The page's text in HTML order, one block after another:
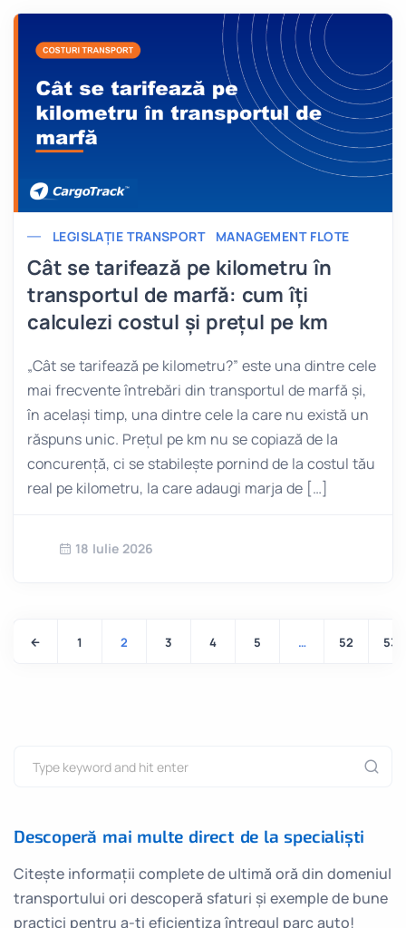
LEGISLAȚIE TRANSPORT MANAGEMENT FLOTE
Cât se tarifează pe kilometru în
transportul de marfă: cum îți
calculezi costul și prețul pe km
„Cât se tarifează pe kilometru?” este una dintre cele
mai frecvente întrebări din transportul de marfă și,
în același timp, una dintre cele la care nu există un
răspuns unic. Prețul pe km nu se copiază de la
concurență, ci se stabilește pornind de la costul tău
real pe kilometru, la care adaugi marja de […]
18 Iulie 2026
1 2 3 4 5 … 52 53
Descoperă mai multe direct de la specialiști
Citește informații complete de ultimă oră din domeniul
transportului ori descoperă sfaturi și exemple de bune
practici pentru a-ți eficientiza întregul parc auto!